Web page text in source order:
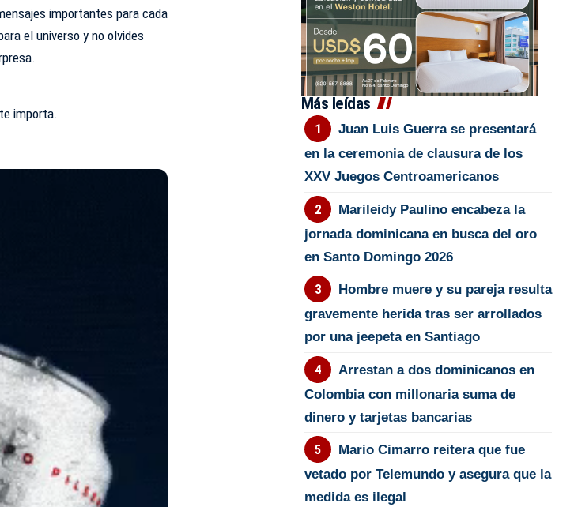
importantes para cada
el universo y no olvides
importa.
Más leídas
Juan Luis Guerra se presentará
en la ceremonia de clausura de los
XXV Juegos Centroamericanos
Marileidy Paulino encabeza la
jornada dominicana en busca del oro
en Santo Domingo 2026
Hombre muere y su pareja resulta
gravemente herida tras ser arrollados
por una jeepeta en Santiago
Arrestan a dos dominicanos en
Colombia con millonaria suma de
dinero y tarjetas bancarias
Mario Cimarro reitera que fue
vetado por Telemundo y asegura que la
medida es ilegal